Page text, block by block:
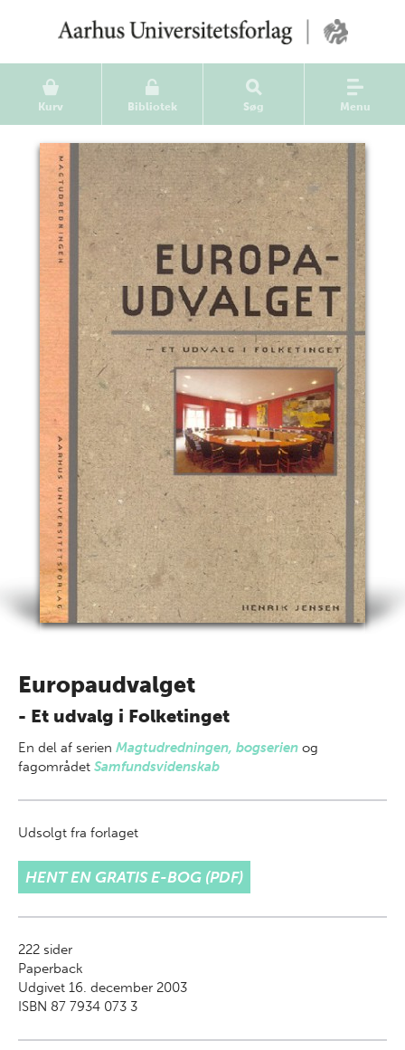
Kurv Bibliotek Søg Menu
Europaudvalget
- Et udvalg i Folketinget
En del af serien Magtudredningen, bogserien og
fagområdet Samfundsvidenskab
Udsolgt fra forlaget
HENT EN GRATIS E-BOG (PDF)
222 sider
Paperback
Udgivet 16. december 2003
ISBN 87 7934 073 3